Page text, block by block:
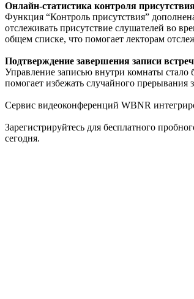
Онлайн-статистика контроля
Функция “Контроль присутствия”
отслеживать присутствие слушателей во
общем списке, что помогает лекторам
Подтверждение завершения записи
Управление записью внутри комнаты стало
помогает избежать случайного прерывания
Сервис видеоконференций WBNR
Зарегистрируйтесь для бесплатного
сегодня.